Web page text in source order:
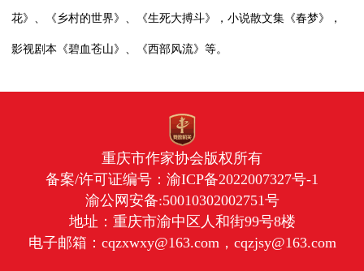
花》、《乡村的世界》、《生死大搏斗》，小说散文集《春梦》，
影视剧本《碧血苍山》、《西部风流》等。
重庆市作家协会版权所有
备案/许可证编号： 渝ICP备2022007327号-1
渝公网安备:50010302002751号
地址：重庆市渝中区人和街99号8楼
电子邮箱：cqzxwxy@163.com，cqzjsy@163.com